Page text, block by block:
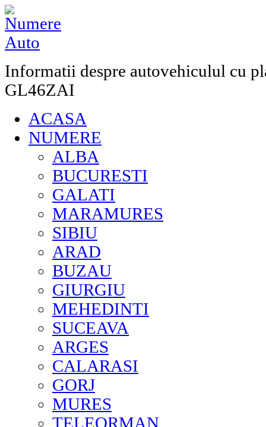
Informatii despre autovehiculul cu
GL46ZAI
ACASA
NUMERE
ALBA
BUCURESTI
GALATI
MARAMURES
SIBIU
ARAD
BUZAU
GIURGIU
MEHEDINTI
SUCEAVA
ARGES
CALARASI
GORJ
MURES
TELEORMAN